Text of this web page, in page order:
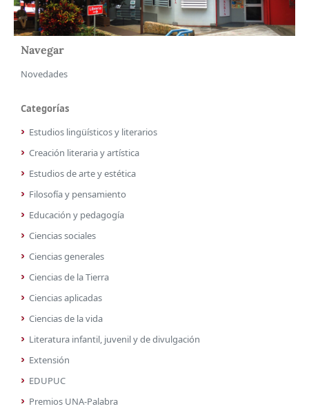
Navegar
Novedades
Categorías
Estudios lingüísticos y literarios
Creación literaria y artística
Estudios de arte y estética
Filosofía y pensamiento
Educación y pedagogía
Ciencias sociales
Ciencias generales
Ciencias de la Tierra
Ciencias aplicadas
Ciencias de la vida
Literatura infantil, juvenil y de divulgación
Extensión
EDUPUC
Premios UNA-Palabra